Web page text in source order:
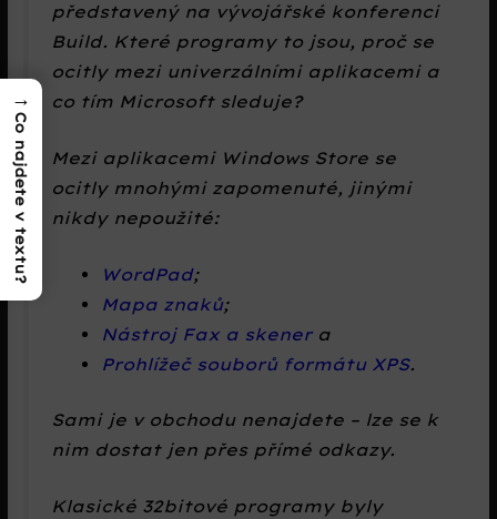
představený na vývojářské konferenci
Build. Které programy to jsou, proč se
ocitly mezi univerzálními aplikacemi a
co tím Microsoft sleduje?
Mezi aplikacemi Windows Store se
ocitly mnohými zapomenuté, jinými
nikdy nepoužité:
WordPad;
Mapa znaků;
Nástroj Fax a skenera
Prohlížeč souborů formátu XPS.
Sami je v obchodu nenajdete – lze se k
nim dostat jen přes přímé odkazy.
Klasické 32bitové programy byly
→
Co najdete v textu?